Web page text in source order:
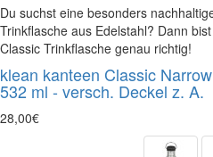
Du suchst eine besonders
Trinkflasche aus Edelstahl? Dann
Classic Trinkflasche genau richtig!
klean kanteen Classic
532 ml - versch. Deckel z. A.
28,00€